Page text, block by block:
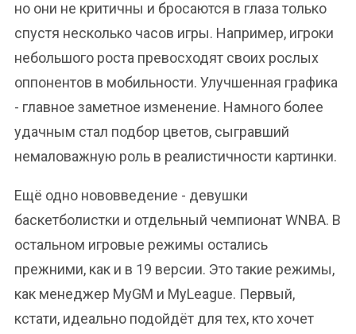
но они не критичны и бросаются в глаза только
спустя несколько часов игры. Например, игроки
небольшого роста превосходят своих рослых
оппонентов в мобильности. Улучшенная графика
- главное заметное изменение. Намного более
удачным стал подбор цветов, сыгравший
немаловажную роль в реалистичности картинки.
Ещё одно нововведение - девушки
баскетболистки и отдельный чемпионат WNBA. В
остальном игровые режимы остались
прежними, как и в 19 версии. Это такие режимы,
как менеджер MyGM и MyLeague. Первый,
кстати, идеально подойдёт для тех, кто хочет